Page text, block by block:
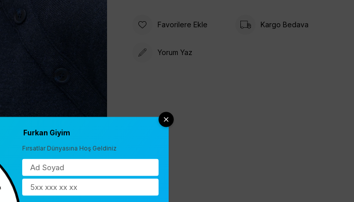
Favorilere Ekle Kargo Bedava
Yorum Yaz
Furkan Giyim
Fırsatlar Dünyasına Hoş Geldiniz